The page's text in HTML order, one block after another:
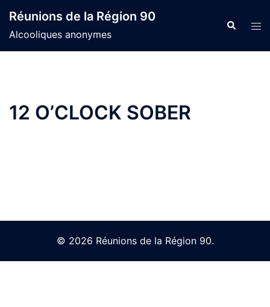
content
Réunions de la Région 90
Alcooliques anonymes
Search
12 O’CLOCK SOBER
© 2026 Réunions de la Région 90.